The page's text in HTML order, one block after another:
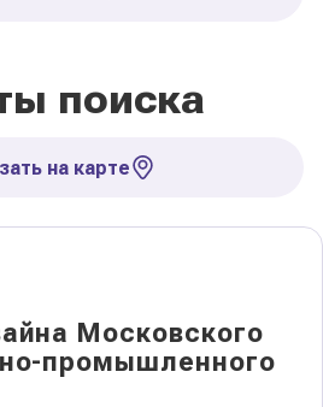
поиска
на карте
Московского
промышленного